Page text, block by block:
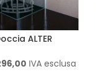
ALTER
IlIVA esclusa